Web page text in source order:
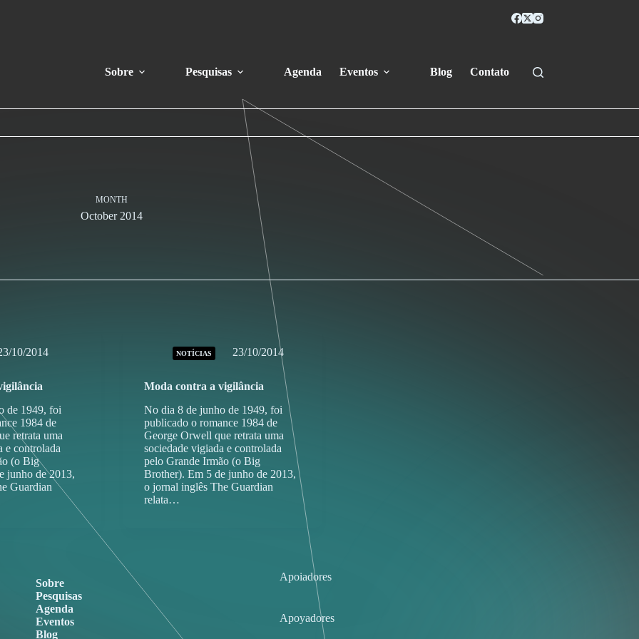
Sobre Pesquisas Agenda Eventos Blog Contato
MONTH
October 2014
10/2014
de 1949, foi
1984 de
retrata uma
e controlada
(o Big
junho de 2013,
Guardian
NOTÍCIAS 23/10/2014
Moda contra a vigilância
No dia 8 de junho de 1949, foi
publicado o romance 1984 de
George Orwell que retrata uma
sociedade vigiada e controlada
pelo Grande Irmão (o Big
Brother). Em 5 de junho de 2013,
o jornal inglês The Guardian
relata…
Sobre
Pesquisas
Agenda
Eventos
Blog
Apoiadores
Apoyadores